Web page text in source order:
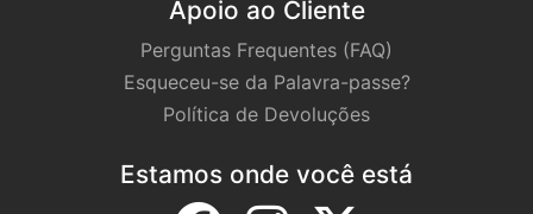
Apoio ao Cliente
Perguntas Frequentes (FAQ)
Esqueceu-se da Palavra-passe?
Política de Devoluções
Estamos onde você está